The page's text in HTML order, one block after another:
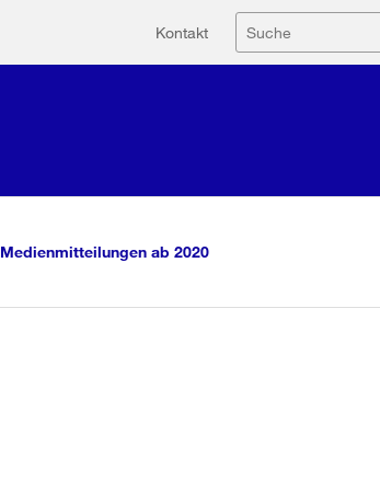
Hilfsnavigation
Kontakt Suche
Medienmitteilungen ab 2020